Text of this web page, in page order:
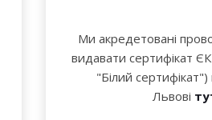
Ми акредетовані
видавати сертифікат
"Білий сертифікат")
Львові